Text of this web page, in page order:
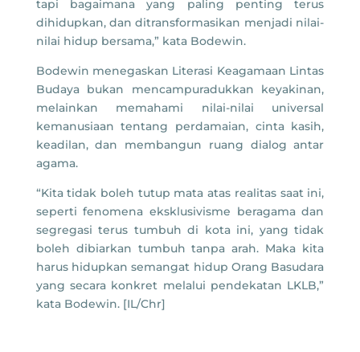
tapi bagaimana yang paling penting terus
dihidupkan, dan ditransformasikan menjadi nilai-
nilai hidup bersama,” kata Bodewin.
Bodewin menegaskan Literasi Keagamaan Lintas
Budaya bukan mencampuradukkan keyakinan,
melainkan memahami nilai-nilai universal
kemanusiaan tentang perdamaian, cinta kasih,
keadilan, dan membangun ruang dialog antar
agama.
“Kita tidak boleh tutup mata atas realitas saat ini,
seperti fenomena eksklusivisme beragama dan
segregasi terus tumbuh di kota ini, yang tidak
boleh dibiarkan tumbuh tanpa arah. Maka kita
harus hidupkan semangat hidup Orang Basudara
yang secara konkret melalui pendekatan LKLB,”
kata Bodewin. [IL/Chr]